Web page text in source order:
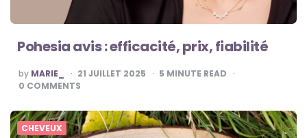
Pohesia avis : efficacité, prix, fiabilité
POSTED
BY
by MARIE_ 21 JUILLET 2025 5 MINUTE READ
0 COMMENTS
CHEVEUX